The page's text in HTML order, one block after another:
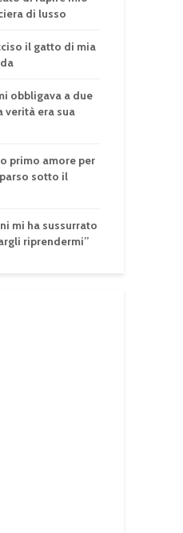
di lusso
il gatto di mia
obbligava a due
verità era sua
primo amore per
sotto il
mi ha sussurrato
riprendermi”